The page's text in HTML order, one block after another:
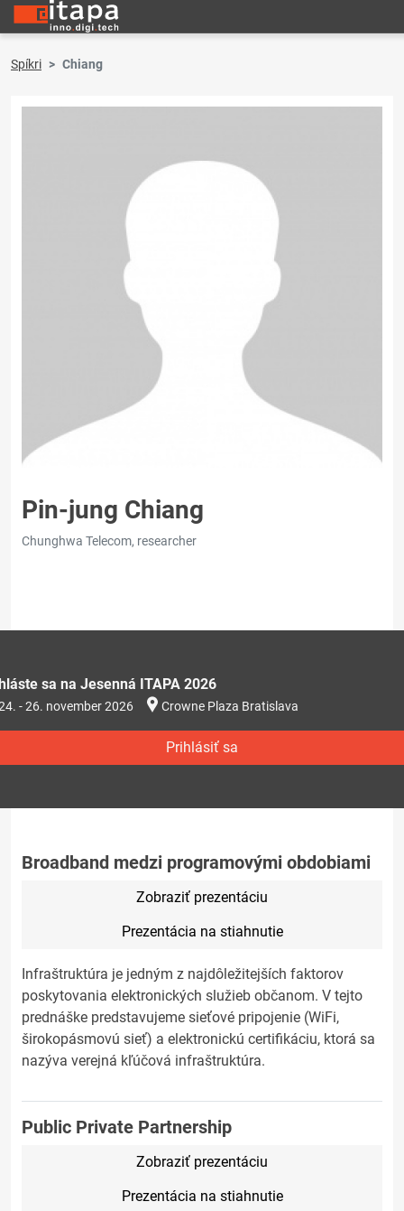
Spíkri Chiang
Pin-jung Chiang
Chunghwa Telecom, researcher
sa na Jesenná ITAPA 2026
- 26. november 2026 Crowne Plaza Bratislava
Prihlásiť sa
Broadband medzi programovými obdobiami
Zobraziť prezentáciu
Prezentácia na stiahnutie
Infraštruktúra je jedným z najdôležitejších faktorov
poskytovania elektronických služieb občanom. V tejto
prednáške predstavujeme sieťové pripojenie (WiFi,
širokopásmovú sieť) a elektronickú certifikáciu, ktorá sa
nazýva verejná kľúčová infraštruktúra.
Public Private Partnership
Zobraziť prezentáciu
Prezentácia na stiahnutie